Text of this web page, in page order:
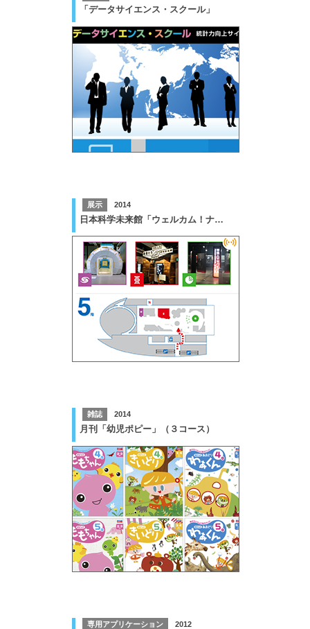
「データサイエンス・スクール」
展示 2014
日本科学未来館「ウェルカム！ナビ」
雑誌 2014
月刊「幼児ポピー」（３コース）
専用アプリケーション 2012